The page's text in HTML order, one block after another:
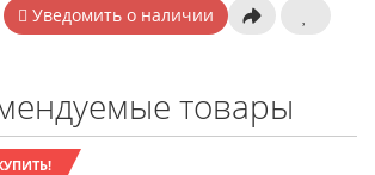
Уведомить о наличии
товары